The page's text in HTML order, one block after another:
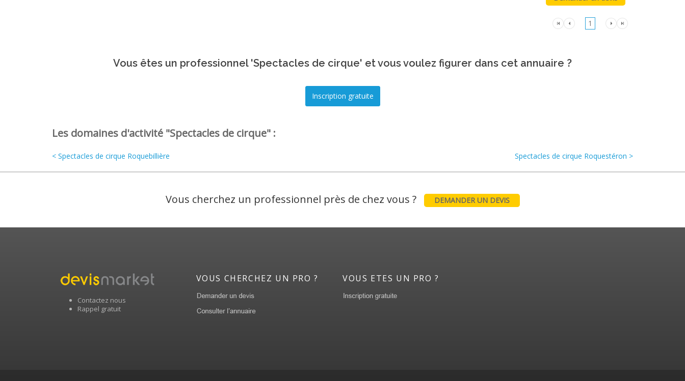
1
Vous êtes un professionnel 'Spectacles de cirque' et vous voulez figurer dans cet annuaire ?
Les domaines d'activité "Spectacles de cirque" :
< Spectacles de cirque Roquebillière Spectacles de cirque Roquestéron >
Vous cherchez un professionnel près de chez vous ? DEMANDER UN DEVIS
Contactez nous
Rappel gratuit
VOUS CHERCHEZ UN PRO ? VOUS ETES UN PRO ?